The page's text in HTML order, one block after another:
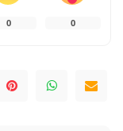
0 0